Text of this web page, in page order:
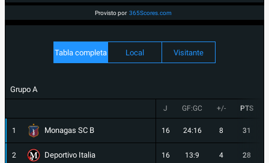
Provisto por 365Scores.com
Tabla completa Local Visitante
Grupo A
J GF:GC +/- PTS
1 Monagas SC B 16 24:16 8 31
2 Deportivo Italia 16 13:9 4 28